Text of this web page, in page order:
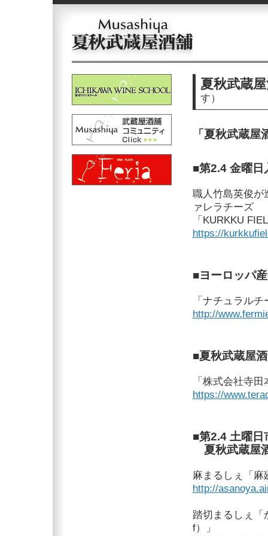
夏秋武蔵
す）
「夏秋武蔵
■第2.4 金曜日
職人竹島英俊が
ァレラチーズ
「KURKKU
https://
■ヨーロッパ
「ナチュラル
http://
■夏秋武蔵屋
「株式会社寺田
https://
■第2.4 土曜日
夏秋武蔵屋
麻まるしぇ「麻
http://
踏切まるしぇ「
f）」